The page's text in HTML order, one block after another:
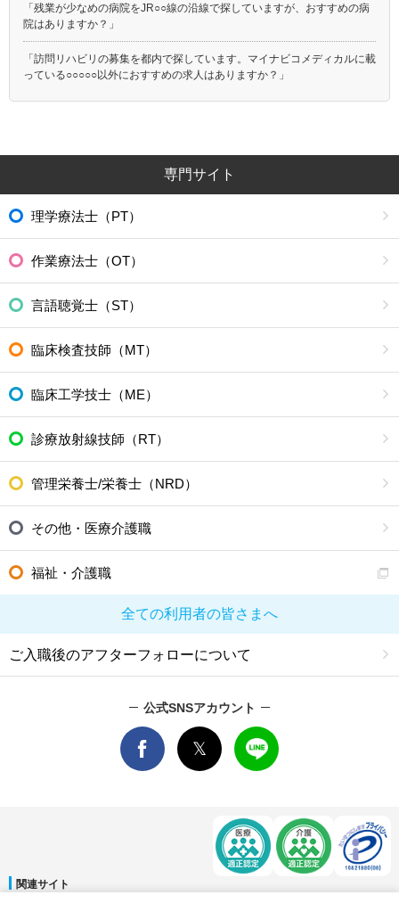
「残業が少なめの病院をJR○○線の沿線で探していますが、おすすめの病
院はありますか？」
「訪問リハビリの募集を都内で探しています。マイナビコメディカルに載
っている○○○○○以外におすすめの求人はありますか？」
専門サイト
理学療法士（PT）
作業療法士（OT）
言語聴覚士（ST）
臨床検査技師（MT）
臨床工学技士（ME）
診療放射線技師（RT）
管理栄養士/栄養士（NRD）
その他・医療介護職
福祉・介護職
全ての利用者の皆さまへ
ご入職後のアフターフォローについて
公式SNSアカウント
関連サイト